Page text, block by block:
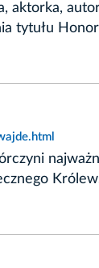
tytułu